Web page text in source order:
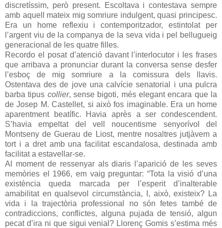
discretíssim, però present. Escoltava i contestava sempre
amb aquell mateix mig somriure indulgent, quasi principesc.
Era un home reflexiu i contemporitzador, estintolat per
l’argent viu de la companya de la seva vida i pel bellugueig
generacional de les quatre filles.
Recordo el posat d’atenció davant l’interlocutor i les frases
que arribava a pronunciar durant la conversa sense desfer
l’esboç de mig somriure a la comissura dels llavis.
Ostentava des de jove una calvície senatorial i una pulcra
barba tipus collier, sense bigoti, més elegant encara que la
de Josep M. Castellet, si això fos imaginable. Era un home
aparentment beatífic. Havia après a ser condescendent.
S’havia empeltat del vell noucentisme senyorívol del
Montseny de Guerau de Liost, mentre nosaltres jutjàvem a
tort i a dret amb una facilitat escandalosa, destinada amb
facilitat a estavellar-se.
Al moment de ressenyar als diaris l’aparició de les seves
memòries el 1966, em vaig preguntar: “Tota la visió d’una
existència queda marcada per l’esperit d’inalterable
amabilitat en qualsevol circumstància, I, això, existeix? La
vida i la trajectòria professional no són fetes també de
contradiccions, conflictes, alguna pujada de tensió, algun
pecat d’ira ni que sigui venial? Llorenç Gomis s’estima més